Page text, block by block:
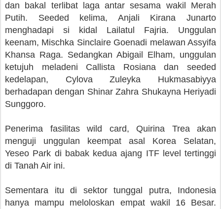
dan bakal terlibat laga antar sesama wakil Merah
Putih. Seeded kelima, Anjali Kirana Junarto
menghadapi si kidal Lailatul Fajria. Unggulan
keenam, Mischka Sinclaire Goenadi melawan Assyifa
Khansa Raga. Sedangkan Abigail Elham, unggulan
ketujuh meladeni Callista Rosiana dan seeded
kedelapan, Cylova Zuleyka Hukmasabiyya
berhadapan dengan Shinar Zahra Shukayna Heriyadi
Sunggoro.
Penerima fasilitas wild card, Quirina Trea akan
menguji unggulan keempat asal Korea Selatan,
Yeseo Park di babak kedua ajang ITF level tertinggi
di Tanah Air ini.
Sementara itu di sektor tunggal putra, Indonesia
hanya mampu meloloskan empat wakil 16 Besar.